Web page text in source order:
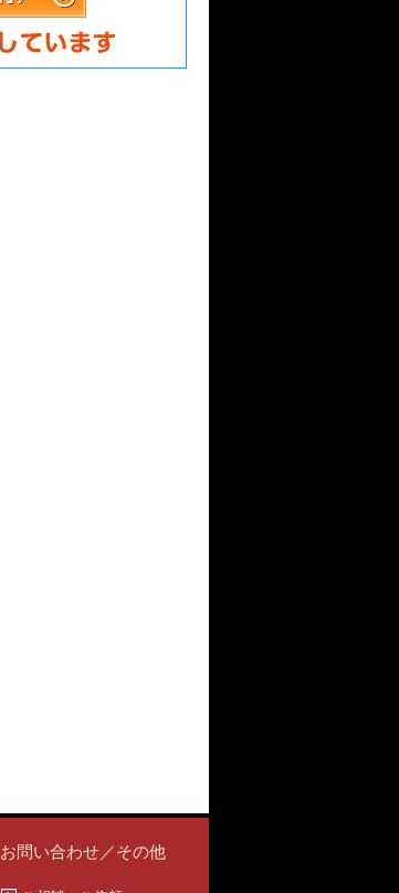
お問い合わせ／その他